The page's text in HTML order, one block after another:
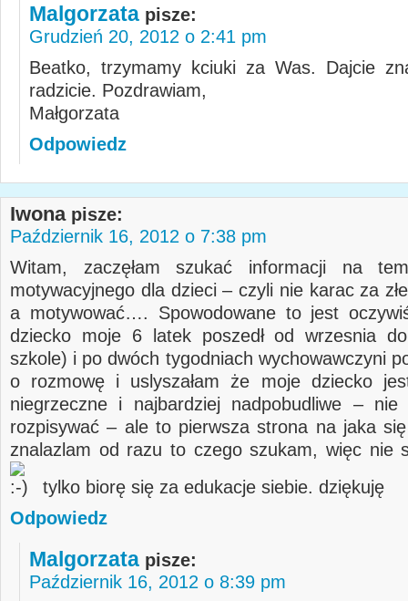
Malgorzata pisze:
Grudzień 20, 2012 o 2:41 pm
Beatko, trzymamy kciuki za Was. Dajcie
radzicie. Pozdrawiam,
Małgorzata
Odpowiedz
Iwona pisze:
Październik 16, 2012 o 7:38 pm
Witam, zaczęłam szukać informacji na
motywacyjnego dla dzieci – czyli nie karac za
a motywować…. Spowodowane to jest
dziecko moje 6 latek poszedł od wrzesnia
szkole) i po dwóch tygodniach wychowawczyni
o rozmowę i uslyszałam że moje dziecko
niegrzeczne i najbardziej nadpobudliwe –
rozpisywać – ale to pierwsza strona na jaka się
znalazlam od razu to czego szukam, więc nie
tylko biorę się za edukacje siebie. dziękuję
Odpowiedz
Malgorzata pisze:
Październik 16, 2012 o 8:39 pm